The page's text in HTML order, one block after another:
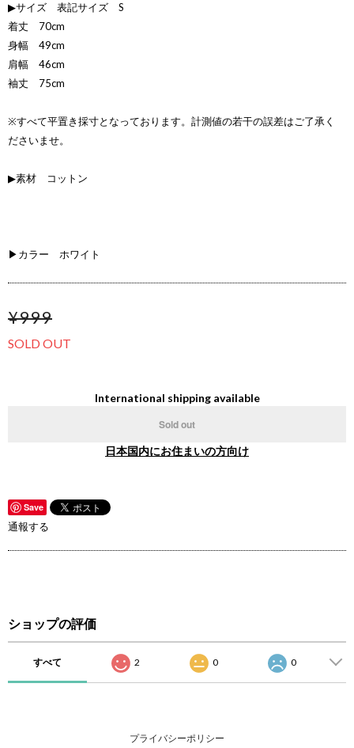
▶サイズ 表記サイズ S
着丈 70cm
身幅 49cm
肩幅 46cm
袖丈 75cm
※すべて平置き採寸となっております。計測値の若干の誤差はご了承く
ださいませ。
▶素材 コットン
▶カラー ホワイト
¥999
SOLD OUT
International shipping available
Sold out
日本国内にお住まいの方向け
Save
通報する
ショップの評価
すべて 2 0 0
プライバシーポリシー